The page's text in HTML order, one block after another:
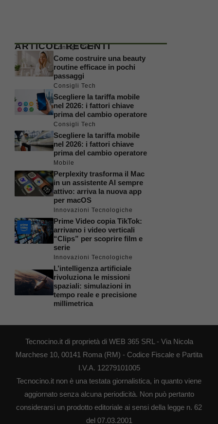
ARTICOLI RECENTI
Consigli Tech
Come costruire una beauty
routine efficace in pochi
passaggi
Consigli Tech
Scegliere la tariffa mobile
nel 2026: i fattori chiave
prima del cambio operatore
Consigli Tech
Scegliere la tariffa mobile
nel 2026: i fattori chiave
prima del cambio operatore
Mobile
Perplexity trasforma il Mac
in un assistente AI sempre
attivo: arriva la nuova app
per macOS
Innovazioni Tecnologiche
Prime Video copia TikTok:
arrivano i video verticali
“Clips” per scoprire film e
serie
Innovazioni Tecnologiche
L’intelligenza artificiale
rivoluziona le missioni
spaziali: simulazioni in
tempo reale e precisione
millimetrica
Tecnocino.it di proprietà di WEB 365 SRL - Via Nicola
Marchese 10, 00141 Roma (RM) - Codice Fiscale e Partita
I.V.A. 12279101005
Tecnocino.it non è una testata giornalistica, in quanto viene
aggiornato senza alcuna periodicità. Non può pertanto
considerarsi un prodotto editoriale ai sensi della legge n. 62
del 07.03.2001